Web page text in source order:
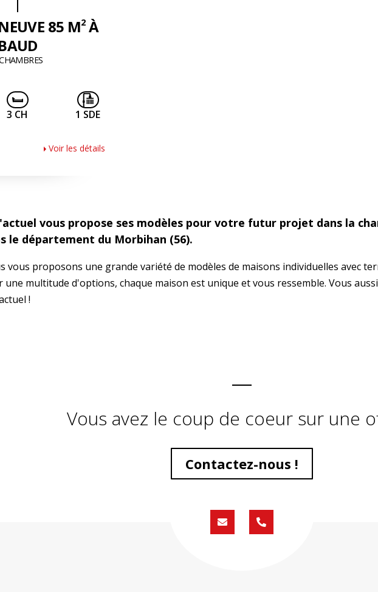
85 M2À
3 CH 1 SDE
Voir les détails
vous propose ses modèles pour votre futur projet dans la
le département du Morbihan (56).
vous proposons une grande variété de modèles de maisons individuelles avec
une multitude d'options, chaque maison est unique et vous ressemble. Vous
!
Vous avez le coup de coeur sur une
Contactez-nous !
Formulaire
de
02
59